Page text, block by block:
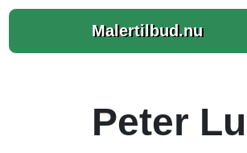
Malertilbud.nu
Peter